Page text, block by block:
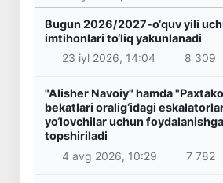
Bugun 2026/2027-o‘quv yili
imtihonlari to‘liq yakunlanadi
23 iyl 2026, 14:04
8 309
"Alisher Navoiy" hamda
bekatlari oralig‘idagi
yo‘lovchilar uchun
topshiriladi
4 avg 2026, 10:29
7 782